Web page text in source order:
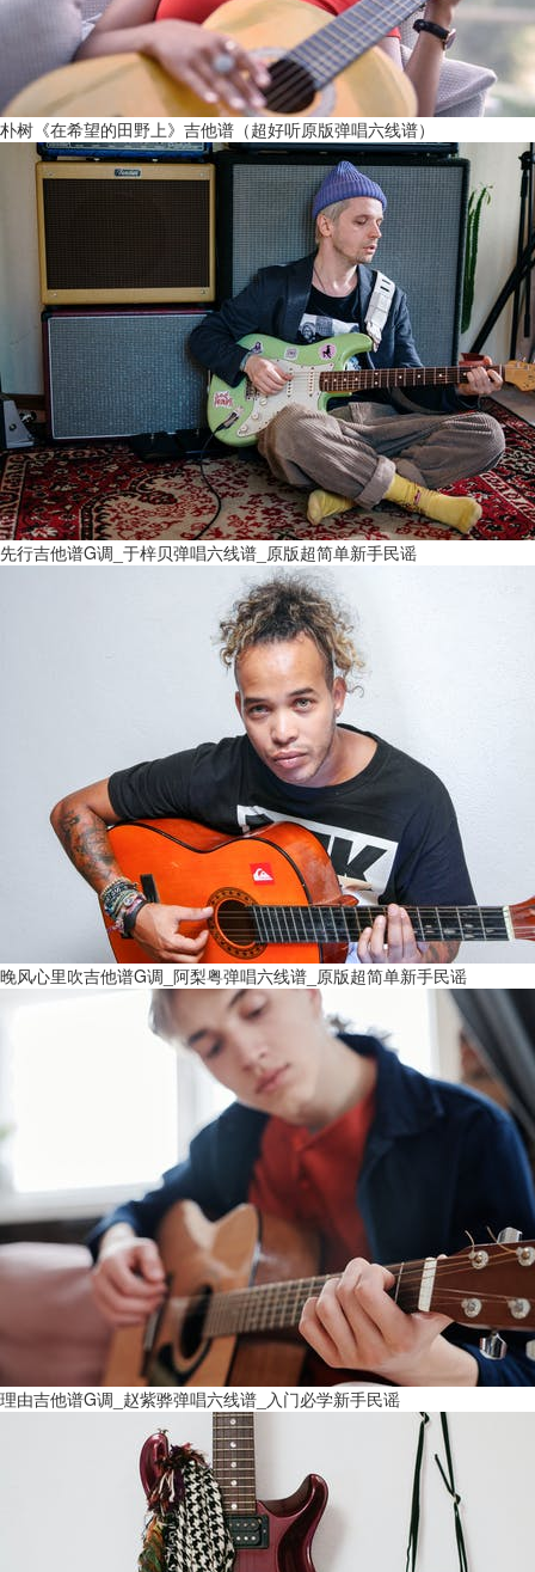
朴树《在希望的田野上》吉他谱（超好听原版弹唱六线谱）
先行吉他谱G调_于梓贝弹唱六线谱_原版超简单新手民谣
晚风心里吹吉他谱G调_阿梨粤弹唱六线谱_原版超简单新手民谣
理由吉他谱G调_赵紫骅弹唱六线谱_入门必学新手民谣